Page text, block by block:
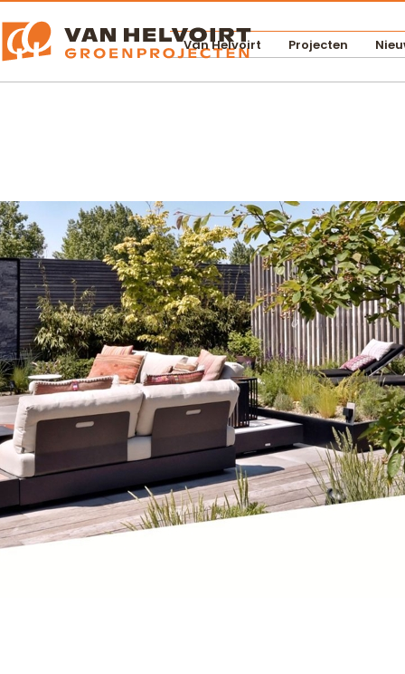
Van Helvoirt Projecten